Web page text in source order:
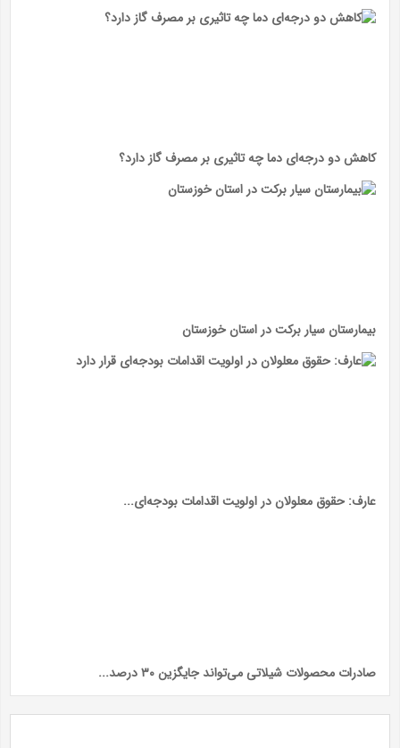
کاهش دو درجه‌ای دما چه تاثیری بر مصرف گاز دارد؟
بیمارستان سیار برکت در استان خوزستان
عارف: حقوق معلولان در اولویت اقدامات بودجه‌ای...
صادرات محصولات شیلاتی می‌تواند جایگزین ۳۰ درصد...